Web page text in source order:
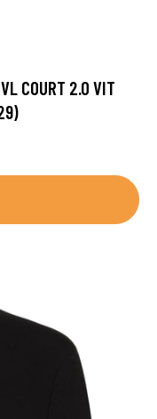
COURT 2.0 VIT